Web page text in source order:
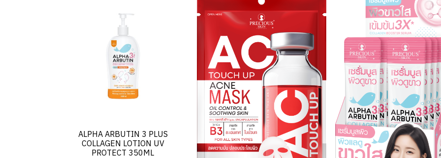
ALPHA ARBUTIN 3 PLUS
COLLAGEN LOTION UV
PROTECT 350ML